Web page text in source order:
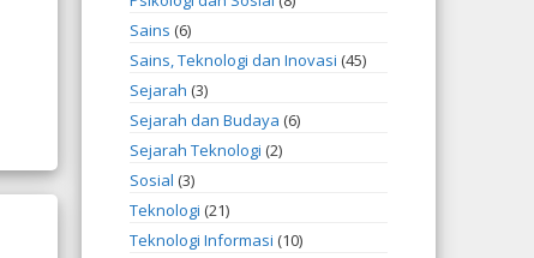
Sains (6)
Sains, Teknologi dan Inovasi (45)
Sejarah (3)
Sejarah dan Budaya (6)
Sejarah Teknologi (2)
Sosial (3)
Teknologi (21)
Teknologi Informasi (10)